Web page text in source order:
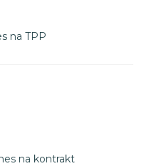
na TPP
na kontrakt